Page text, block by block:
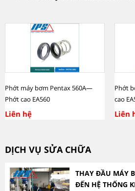
Phớt máy bơm Pentax 560A—
Phớt cao EA560
Liên hệ
Phớt
cao
Liên
DỊCH VỤ SỬA CHỮA
THAY ĐẦU MÁY
ĐẾN HỆ THỐNG